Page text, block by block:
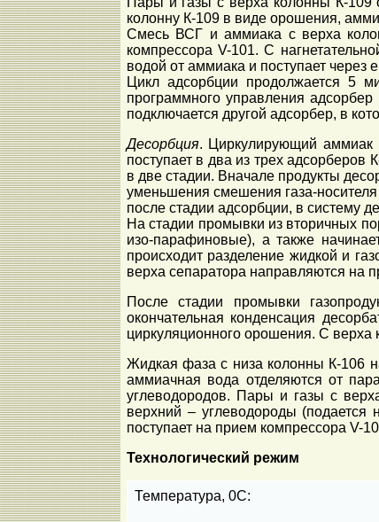
колонну К-109 в виде орошения,
Смесь ВСГ и аммиака с верха
компрессора V-101. С
водой от аммиака и поступает
Цикл адсорбции продолжается 5
программного управления
подключается другой адсорбер, в
Десорбция. Циркулирующий аммиак
поступает в два из трех
в две стадии. Вначале продукты
уменьшения смешения газа-
после стадии адсорбции, в систему
На стадии промывки из вторичных
изо-парафиновые), а также
происходит разделение жидкой и
верха сепаратора направляются на
После стадии промывки
окончательная конденсация
циркуляционного орошения. С верха
Жидкая фаза с низа колонны К-106
аммиачная вода отделяются от
углеводородов. Пары и газы с
верхний – углеводороды
поступает на прием компрессора V-
Технологический режим
Температура, 0С: